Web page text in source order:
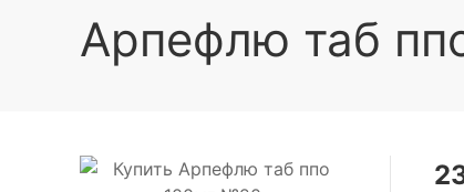
Арпефлю таб